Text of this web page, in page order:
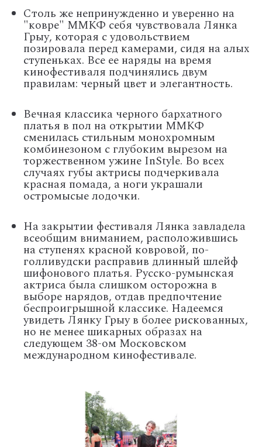
Столь же непринужденно и уверенно на
"ковре" ММКФ себя чувствовала Лянка
Грыу, которая с удовольствием
позировала перед камерами, сидя на алых
ступеньках. Все ее наряды на время
кинофестиваля подчинялись двум
правилам: черный цвет и элегантность.
Вечная классика черного бархатного
платья в пол на открытии ММКФ
сменилась стильным монохромным
комбинезоном с глубоким вырезом на
торжественном ужине InStyle. Во всех
случаях губы актрисы подчеркивала
красная помада, а ноги украшали
остромысые лодочки.
На закрытии фестиваля Лянка завладела
всеобщим вниманием, расположившись
на ступенях красной ковровой, по-
голливудски расправив длинный шлейф
шифонового платья. Русско-румынская
актриса была слишком осторожна в
выборе нарядов, отдав предпочтение
беспроигрышной классике. Надеемся
увидеть Лянку Грыу в более рискованных,
но не менее шикарных образах на
следующем 38-ом Московском
международном кинофестивале.